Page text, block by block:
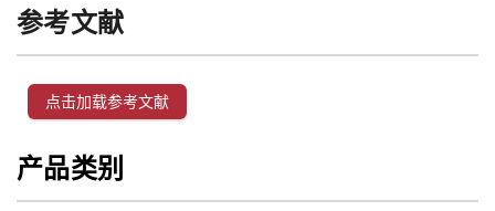
参考文献
点击加载参考文献
产品类别